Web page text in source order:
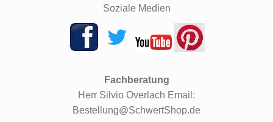
Soziale Medien
Fachberatung
Herr Silvio Overlach Email:
Bestellung@SchwertShop.de